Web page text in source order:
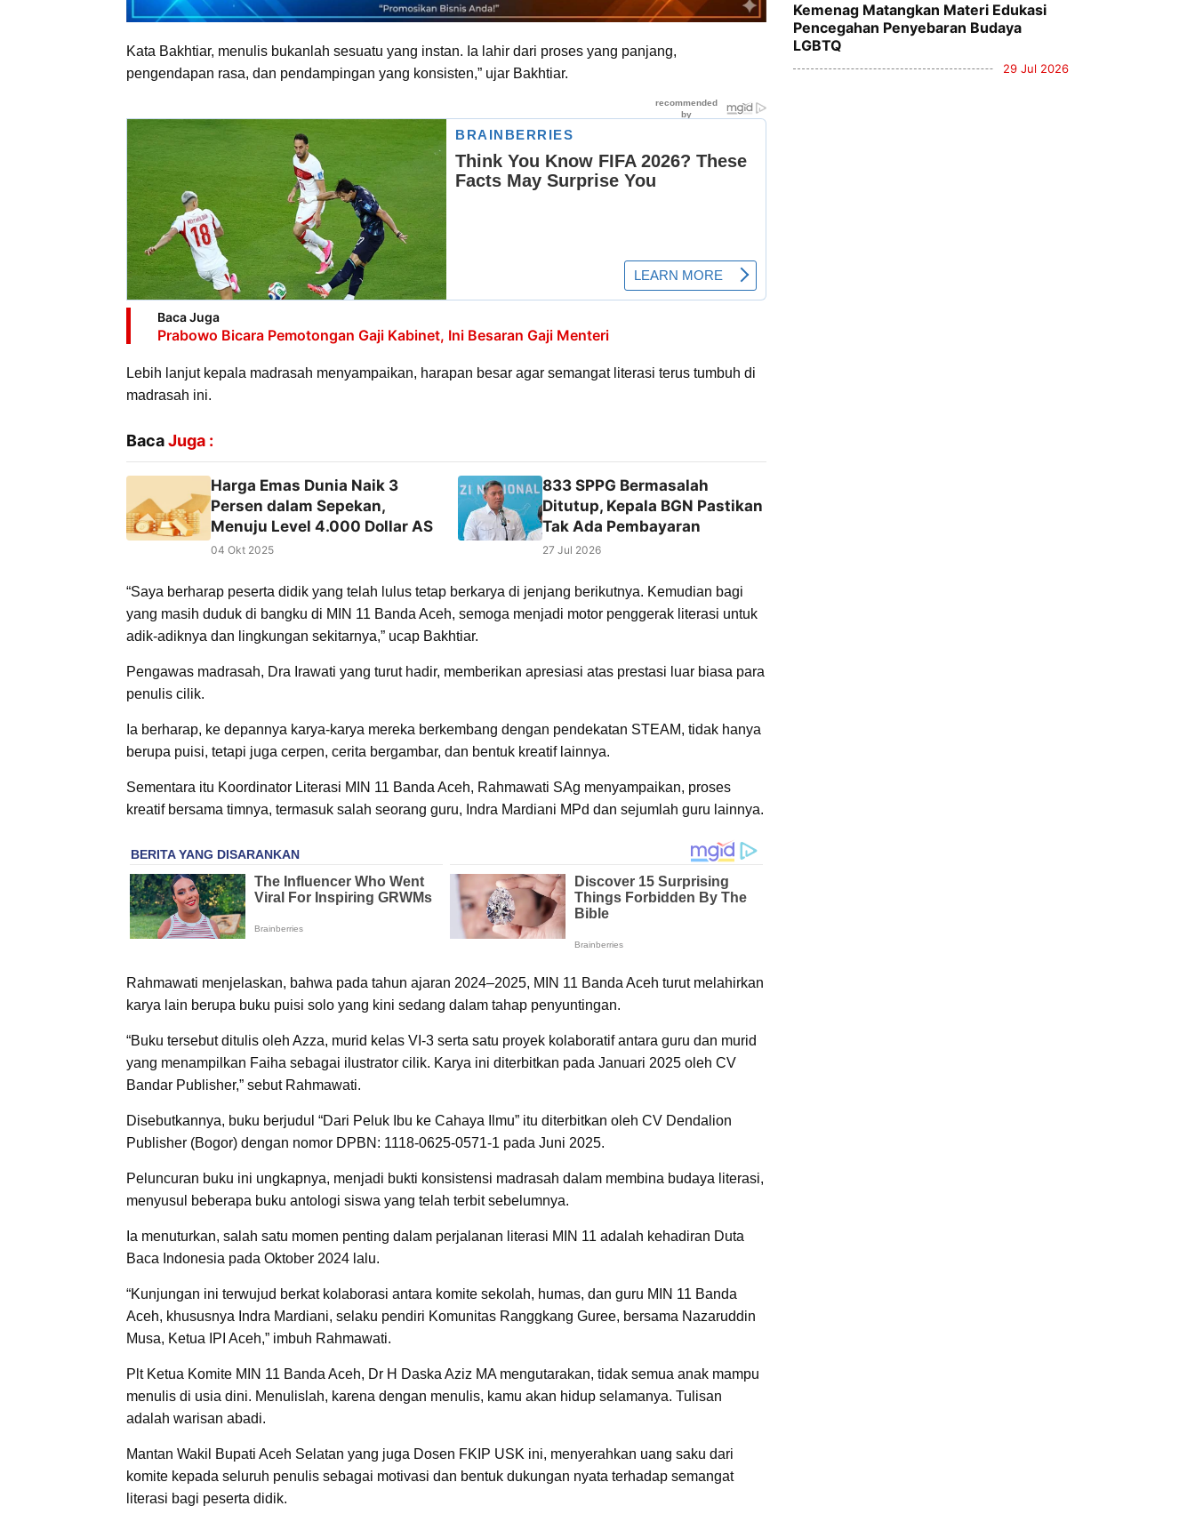
Kata Bakhtiar, menulis bukanlah sesuatu yang instan. Ia lahir dari proses yang panjang,
pengendapan rasa, dan pendampingan yang konsisten,” ujar Bakhtiar.
Baca Juga
Prabowo Bicara Pemotongan Gaji Kabinet, Ini Besaran Gaji Menteri
Lebih lanjut kepala madrasah menyampaikan, harapan besar agar semangat literasi terus tumbuh di
madrasah ini.
BacaJuga :
Harga Emas Dunia Naik 3
Persen dalam Sepekan,
Menuju Level 4.000 Dollar AS
04 Okt 2025
833 SPPG Bermasalah
Ditutup, Kepala BGN Pastikan
Tak Ada Pembayaran
27 Jul 2026
“Saya berharap peserta didik yang telah lulus tetap berkarya di jenjang berikutnya. Kemudian bagi
yang masih duduk di bangku di MIN 11 Banda Aceh, semoga menjadi motor penggerak literasi untuk
adik-adiknya dan lingkungan sekitarnya,” ucap Bakhtiar.
Pengawas madrasah, Dra Irawati yang turut hadir, memberikan apresiasi atas prestasi luar biasa para
penulis cilik.
Ia berharap, ke depannya karya-karya mereka berkembang dengan pendekatan STEAM, tidak hanya
berupa puisi, tetapi juga cerpen, cerita bergambar, dan bentuk kreatif lainnya.
Sementara itu Koordinator Literasi MIN 11 Banda Aceh, Rahmawati SAg menyampaikan, proses
kreatif bersama timnya, termasuk salah seorang guru, Indra Mardiani MPd dan sejumlah guru lainnya.
Rahmawati menjelaskan, bahwa pada tahun ajaran 2024–2025, MIN 11 Banda Aceh turut melahirkan
karya lain berupa buku puisi solo yang kini sedang dalam tahap penyuntingan.
“Buku tersebut ditulis oleh Azza, murid kelas VI-3 serta satu proyek kolaboratif antara guru dan murid
yang menampilkan Faiha sebagai ilustrator cilik. Karya ini diterbitkan pada Januari 2025 oleh CV
Bandar Publisher,” sebut Rahmawati.
Disebutkannya, buku berjudul “Dari Peluk Ibu ke Cahaya Ilmu” itu diterbitkan oleh CV Dendalion
Publisher (Bogor) dengan nomor DPBN: 1118-0625-0571-1 pada Juni 2025.
Peluncuran buku ini ungkapnya, menjadi bukti konsistensi madrasah dalam membina budaya literasi,
menyusul beberapa buku antologi siswa yang telah terbit sebelumnya.
Ia menuturkan, salah satu momen penting dalam perjalanan literasi MIN 11 adalah kehadiran Duta
Baca Indonesia pada Oktober 2024 lalu.
“Kunjungan ini terwujud berkat kolaborasi antara komite sekolah, humas, dan guru MIN 11 Banda
Aceh, khususnya Indra Mardiani, selaku pendiri Komunitas Ranggkang Guree, bersama Nazaruddin
Musa, Ketua IPI Aceh,” imbuh Rahmawati.
Plt Ketua Komite MIN 11 Banda Aceh, Dr H Daska Aziz MA mengutarakan, tidak semua anak mampu
menulis di usia dini. Menulislah, karena dengan menulis, kamu akan hidup selamanya. Tulisan
adalah warisan abadi.
Mantan Wakil Bupati Aceh Selatan yang juga Dosen FKIP USK ini, menyerahkan uang saku dari
komite kepada seluruh penulis sebagai motivasi dan bentuk dukungan nyata terhadap semangat
literasi bagi peserta didik.
Kemenag Matangkan Materi Edukasi
Pencegahan Penyebaran Budaya
LGBTQ
29 Jul 2026